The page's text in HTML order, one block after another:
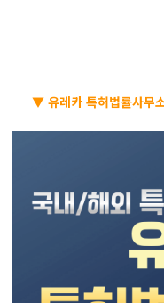
▼ 유레카 특허법률사무